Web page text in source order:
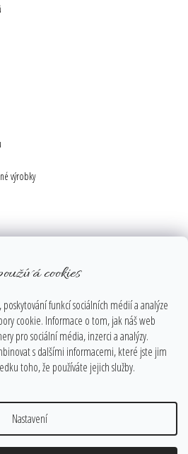
cookies
funkcí sociálních médií a analýze
cookie. Informace o tom, jak náš web
pro sociální média, inzerci a analýzy.
s dalšími informacemi, které jste jim
toho, že používáte jejich služby.
Nastavení
výrobky